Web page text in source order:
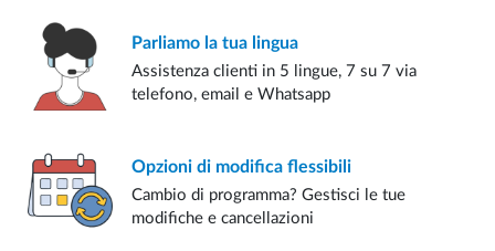
Parliamola tua lingua
Assistenza clienti in 5 lingue, 7 su 7 via
telefono, email e Whatsapp
Opzioni di modificaflessibili
Cambio di programma? Gestisci le tue
modifiche e cancellazioni